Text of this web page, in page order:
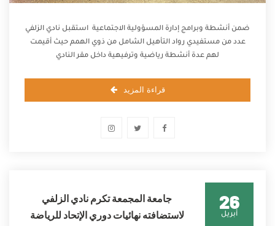
ضمن أنشطة وبرامج إدارة المسؤولية الاجتماعية استقبل نادي الزلفي
عدد من مستفيدي رواد التأهيل الشامل من ذوي الهمم حيث أقيمت
لهم عدة أنشطة رياضية وترفيهية داخل مقر النادي
قراءة المزيد
26
أبريل
جامعة المجمعة تكرم نادي الزلفي
لاستضافته نهائيات دوري الإتحاد للرياضة